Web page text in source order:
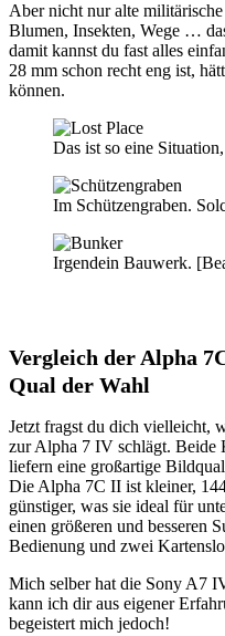
Aber nicht nur alte
Blumen, Insekten, Wege …
damit kannst du fast alles
28 mm schon recht eng ist,
können.
Das ist so eine
Im Schützengraben.
Irgendein Bauwerk.
Vergleich der Alpha
Qual der Wahl
Jetzt fragst du dich vielleicht,
zur Alpha 7 IV schlägt. Beide
liefern eine großartige
Die Alpha 7C II ist kleiner,
günstiger, was sie ideal für
einen größeren und besseren
Bedienung und zwei
Mich selber hat die Sony A7
kann ich dir aus eigener
begeistert mich jedoch!